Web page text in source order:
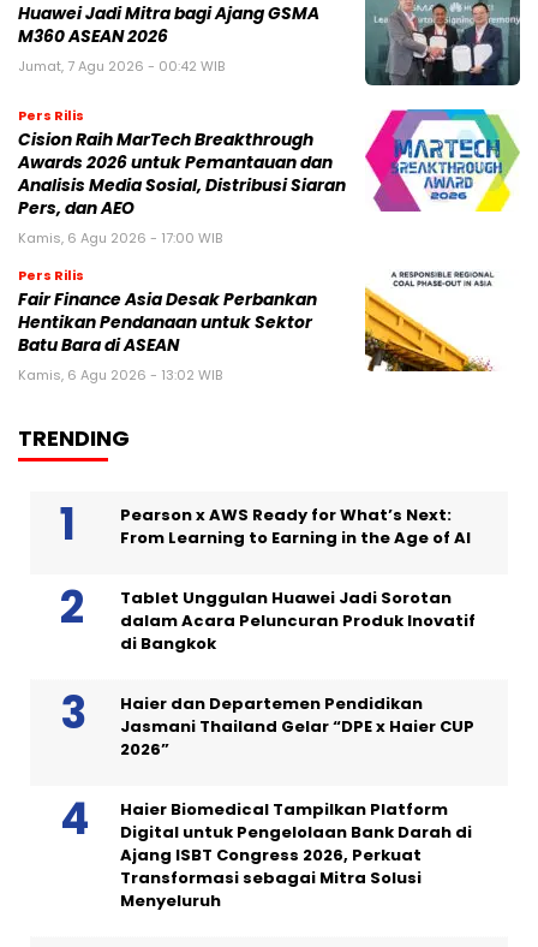
Huawei Jadi Mitra bagi Ajang GSMA
M360 ASEAN 2026
Jumat, 7 Agu 2026 - 00:42 WIB
Pers Rilis
Cision Raih MarTech Breakthrough
Awards 2026 untuk Pemantauan dan
Analisis Media Sosial, Distribusi Siaran
Pers, dan AEO
Kamis, 6 Agu 2026 - 17:00 WIB
Pers Rilis
Fair Finance Asia Desak Perbankan
Hentikan Pendanaan untuk Sektor
Batu Bara di ASEAN
Kamis, 6 Agu 2026 - 13:02 WIB
TRENDING
Pearson x AWS Ready for What’s Next:
From Learning to Earning in the Age of AI
Tablet Unggulan Huawei Jadi Sorotan
dalam Acara Peluncuran Produk Inovatif
di Bangkok
Haier dan Departemen Pendidikan
Jasmani Thailand Gelar “DPE x Haier CUP
2026”
Haier Biomedical Tampilkan Platform
Digital untuk Pengelolaan Bank Darah di
Ajang ISBT Congress 2026, Perkuat
Transformasi sebagai Mitra Solusi
Menyeluruh